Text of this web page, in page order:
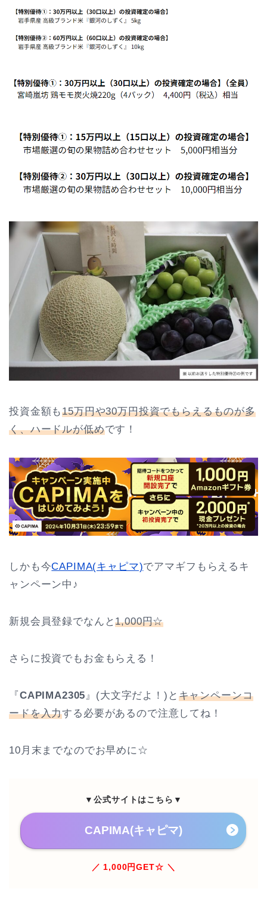
投資金額も15万円や30万円投資でもらえるものが多
く、ハードルが低めです！
しかも今CAPIMA(キャピマ)でアマギフもらえるキ
ャンペーン中♪
新規会員登録でなんと1,000円☆
さらに投資でもお金もらえる！
『CAPIMA2305』(大文字だよ！)と キャンペーンコ
ードを入力する必要があるので注意してね！
10月末までなのでお早めに☆
▼公式サイトはこちら▼
CAPIMA(キャピマ)
／ 1,000円GET☆ ＼